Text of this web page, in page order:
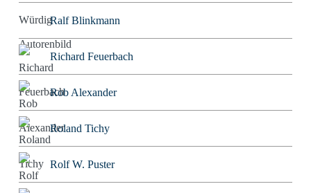
Ralf Blinkmann
Richard Feuerbach
Rob Alexander
Roland Tichy
Rolf W. Puster